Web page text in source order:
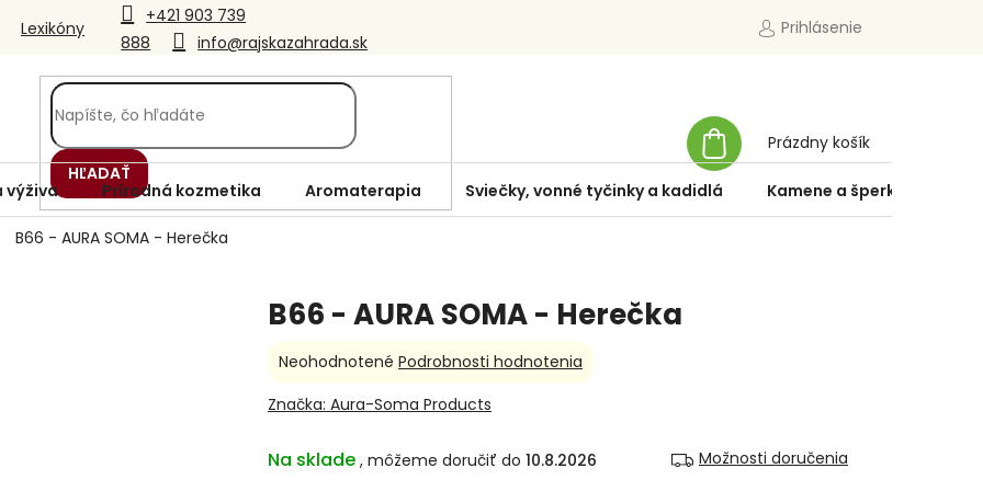
+421 903 739
888
info@rajskazahrada.sk
Lexikóny Prihlásenie
HĽADAŤ
KOŠÍK
Prázdny košík
výživa Prírodná kozmetika Aromaterapia Sviečky, vonné tyčinky a kadidlá Kamene a šperky
B66 - AURA SOMA - Herečka
B66 - AURA SOMA - Herečka
Na sklade 10.8.2026 Možnosti doručenia
Priemerné
produktu
z
Neohodnotené Podrobnosti hodnotenia
Značka: Aura-Soma Products